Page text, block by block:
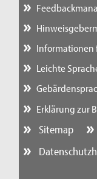
Informationen
Leichte
Erklärung zur
Sitemap